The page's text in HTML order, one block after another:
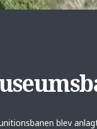
blev